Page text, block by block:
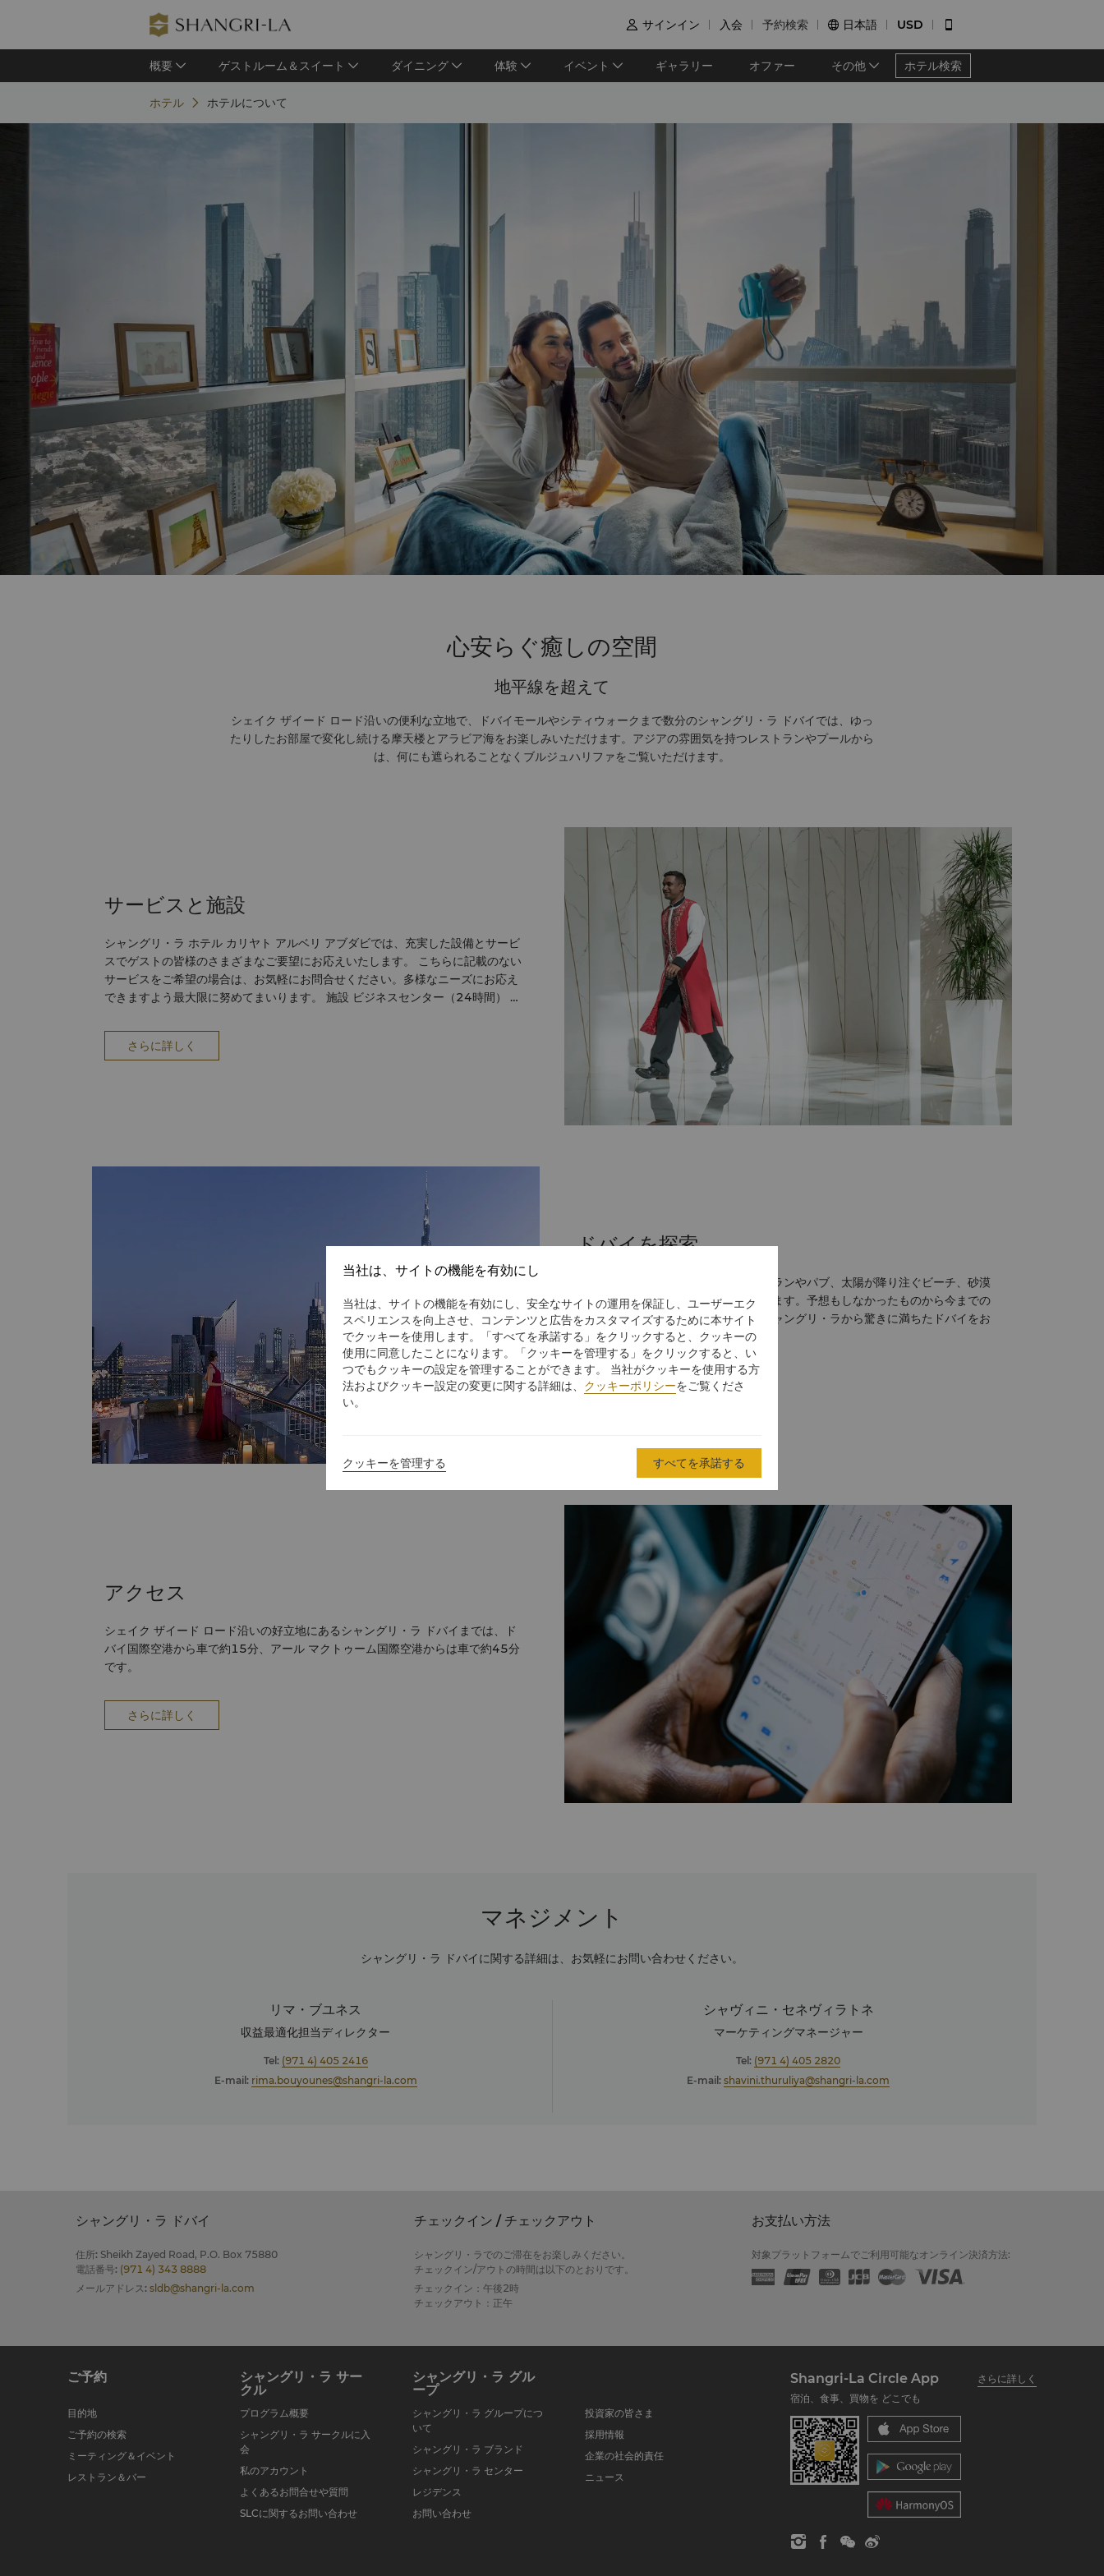
 サインイン 入会 予約検索  日本語 USD 
概要 ゲストルーム＆スイート ダイニング 体験 イベント ギャラリー オファー その他 ホテル検索
ホテル ホテルについて
心安らぐ癒しの空間
地平線を超えて
シェイク ザイード ロード沿いの便利な立地で、ドバイモールやシティウォークまで数分のシャングリ・ラ ドバイでは、ゆっ
たりしたお部屋で変化し続ける摩天楼とアラビア海をお楽しみいただけます。アジアの雰囲気を持つレストランやプールから
は、何にも遮られることなくブルジュハリファをご覧いただけます。
サービスと施設
シャングリ・ラ ホテル カリヤト アルベリ アブダビでは、充実した設備とサービ
スでゲストの皆様のさまざまなご要望にお応えいたします。 こちらに記載のない
サービスをご希望の場合は、お気軽にお問合せください。多様なニーズにお応え
できますよう最大限に努めてまいります。 施設 ビジネスセンター（24時間） 会
セーフティボックス スパ サービス スイートのバトラーサービス ドライクリーニ
ング エクスプレス チェックイン/チェックアウト クリーニング 写真現像サービス
ス 翻訳サービス ワープロサービスとアイテムの販売
さらに詳しく
ドバイを探索
そびえたつ摩天楼、にぎやかなレストランやパブ、太陽が降り注ぐビーチ、砂漠
のキャンプ。ドバイにはすべてがあります。予想もしなかったものから今までの
経験を塗り替えるようなものまで、シャングリ・ラから驚きに満ちたドバイをお
楽しみください。
さらに詳しく
アクセス
シェイク ザイード ロード沿いの好立地にあるシャングリ・ラ ドバイまでは、ド
バイ国際空港から車で約15分、アール マクトゥーム国際空港からは車で約45分
です。
さらに詳しく
マネジメント
シャングリ・ラ ドバイに関する詳細は、お気軽にお問い合わせください。
リマ・ブユネス
収益最適化担当ディレクター
Tel: (971 4) 405 2416
E-mail: rima.bouyounes@shangri-la.com
シャヴィニ・セネヴィラトネ
マーケティングマネージャー
Tel: (971 4) 405 2820
E-mail:shavini.thuruliya@shangri-la.com
シャングリ・ラ ドバイ
住所: Sheikh Zayed Road, P.O. Box 75880
電話番号: (971 4) 343 8888
メールアドレス: sldb@shangri-la.com
チェックイン / チェックアウト
シャングリ・ラでのご滞在をお楽しみください。
チェックイン/アウトの時間は以下のとおりです。
チェックイン：午後2時
チェックアウト：正午
お支払い方法
対象プラットフォームでご利用可能なオンライン決済方法:
ご予約
目的地
ご予約の検索
ミーティング＆イベント
レストラン＆バー
シャングリ・ラ サー
クル
プログラム概要
シャングリ・ラ サークルに入
会
私のアカウント
よくあるお問合せや質問
SLCに関するお問い合わせ
シャングリ・ラ グル
ープ
シャングリ・ラ グループにつ
いて
シャングリ・ラ ブランド
シャングリ・ラ センター
レジデンス
お問い合わせ
投資家の皆さま
採用情報
企業の社会的責任
ニュース
Shangri-La Circle App
さらに詳しく
宿泊、食事、買物を どこでも
当社は、サイトの機能を有効にし
当社は、サイトの機能を有効にし、安全なサイトの運用を保証し、ユーザーエク
スペリエンスを向上させ、コンテンツと広告をカスタマイズするために本サイト
でクッキーを使用します。「すべてを承諾する」をクリックすると、クッキーの
使用に同意したことになります。「クッキーを管理する」をクリックすると、い
つでもクッキーの設定を管理することができます。 当社がクッキーを使用する方
法およびクッキー設定の変更に関する詳細は、 クッキーポリシーをご覧くださ
い。
クッキーを管理する すべてを承諾する